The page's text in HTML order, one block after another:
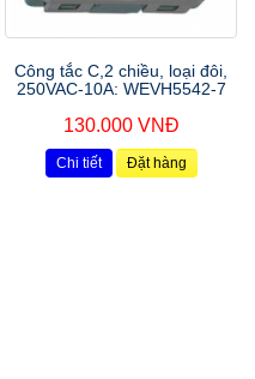
Công tắc C,2 chiều, loại đôi,
250VAC-10A: WEVH5542-7
130.000 VNĐ
Chi tiết Đặt hàng